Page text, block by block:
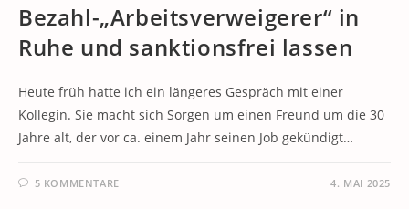
Bezahl-„Arbeitsverweigerer“ in
Ruhe und sanktionsfrei lassen
Heute früh hatte ich ein längeres Gespräch mit einer
Kollegin. Sie macht sich Sorgen um einen Freund um die 30
Jahre alt, der vor ca. einem Jahr seinen Job gekündigt…
5 KOMMENTARE 4. MAI 2025